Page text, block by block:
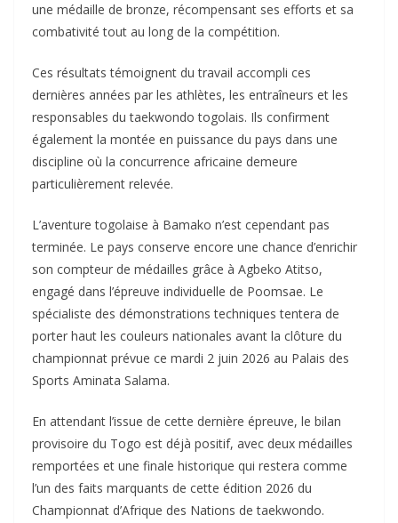
une médaille de bronze, récompensant ses efforts et sa
combativité tout au long de la compétition.
Ces résultats témoignent du travail accompli ces
dernières années par les athlètes, les entraîneurs et les
responsables du taekwondo togolais. Ils confirment
également la montée en puissance du pays dans une
discipline où la concurrence africaine demeure
particulièrement relevée.
L’aventure togolaise à Bamako n’est cependant pas
terminée. Le pays conserve encore une chance d’enrichir
son compteur de médailles grâce à Agbeko Atitso,
engagé dans l’épreuve individuelle de Poomsae. Le
spécialiste des démonstrations techniques tentera de
porter haut les couleurs nationales avant la clôture du
championnat prévue ce mardi 2 juin 2026 au Palais des
Sports Aminata Salama.
En attendant l’issue de cette dernière épreuve, le bilan
provisoire du Togo est déjà positif, avec deux médailles
remportées et une finale historique qui restera comme
l’un des faits marquants de cette édition 2026 du
Championnat d’Afrique des Nations de taekwondo.